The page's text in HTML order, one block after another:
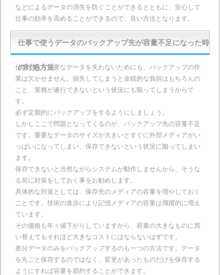
などによるデータの消失を防ぐことができるとともに、安心して
仕事の効率を高めることができるので、良い方法となります。
仕事で使うデータのバックアップ先が容量不足になった時
の対処方法
仕事で使う重要なデータを失わないためにも、バックアップの作
業は欠かせません。損失してしまうと金銭的な負担はもちろんの
こと、業務が遂行できないという状況にも陥ってしまうからで
す。
必ず定期的にバックアップをするようにしましょう。
しかしここで問題となってくるのが、バックアップ先の容量不足
です。重要なデータのサイズが大きいとすぐに外部メディアがい
っぱいになってしまい、保存できないという状況に陥ってしまい
ます。
保存できないと当然ながらシステムが動作しませんから、そうな
る前に対策をしておく事をお勧めします。
具体的な対策としては、保存先のメディアの容量を増やしておく
ことです。技術の進歩により記憶メディアの容量は飛躍的に増え
ています。
その価格も年々値下がりしていますから、容量の大きなものに買
い替えてもそれほど大きなコストにはならないはずです。
差分データのみをバックアップするのも一つの方法です。データ
を丸ごと保存するのではなく、変更があったものだけを保存する
ようにすれば容量を節約することができます。